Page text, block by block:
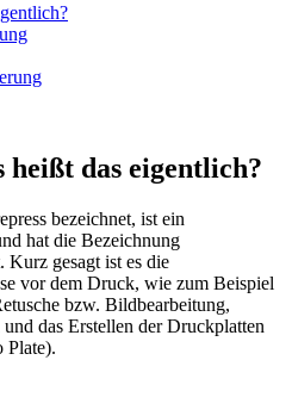
das eigentlich?
bezeichnet, ist ein
hat die Bezeichnung
Kurz gesagt ist es die
vor dem Druck, wie zum Beispiel
bzw. Bildbearbeitung,
das Erstellen der Druckplatten
Plate).